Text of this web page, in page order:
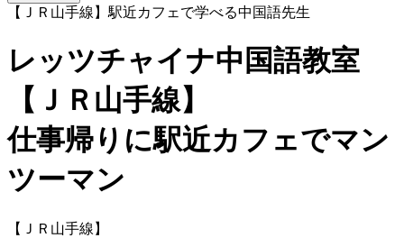
【ＪＲ山手線】駅近カフェで学べる中国語先生
レッツチャイナ中国語教室
【ＪＲ山手線】
仕事帰りに駅近カフェでマン
ツーマン
【ＪＲ山手線】